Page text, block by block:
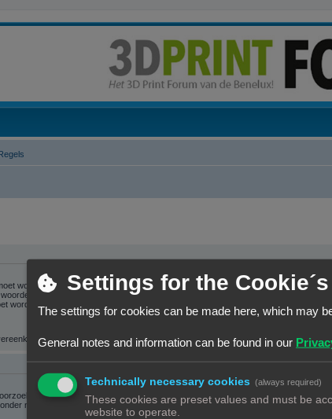
new tab)
worden en een-voor elk woord dat niet
gescheiden door een
tussen haakjes
worden. Gebruik * als een joker voor
Zoek naar alle termen of
Zoek naar één van de termen
Subforums worden automatisch
niet uitschakelt.
Settings for the Cookie´s
The settings for cookies can be made here, which may
General notes and information can be found in our
Technically necessary cookies (always required)
These cookies are preset values and must be
website to operate.